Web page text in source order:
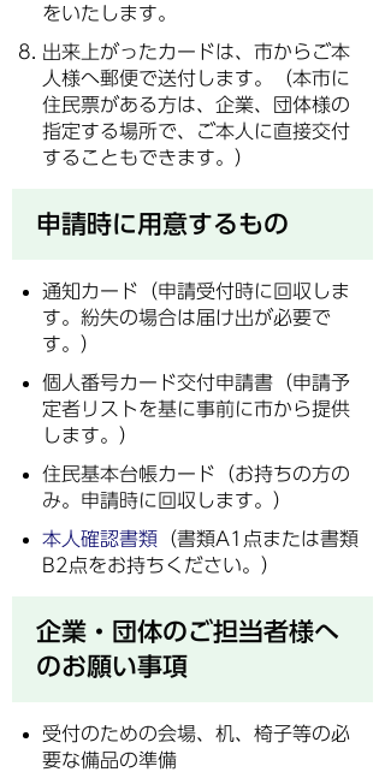
をいたします。
出来上がったカードは、市からご本
人様へ郵便で送付します。（本市に
住民票がある方は、企業、団体様の
指定する場所で、ご本人に直接交付
することもできます。）
申請時に用意するもの
通知カード（申請受付時に回収しま
す。紛失の場合は届け出が必要で
す。）
個人番号カード交付申請書（申請予
定者リストを基に事前に市から提供
します。）
住民基本台帳カード（お持ちの方の
み。申請時に回収します。）
本人確認書類 （書類A1点または書類
B2点をお持ちください。）
企業・団体のご担当者様へ
のお願い事項
受付のための会場、机、椅子等の必
要な備品の準備